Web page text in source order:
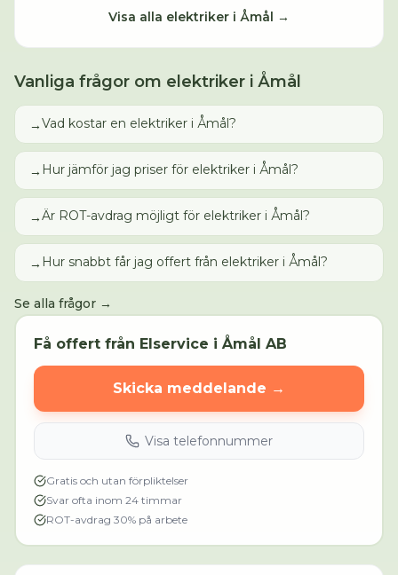
Visa alla elektriker i Åmål →
Vanliga frågor om elektriker i Åmål
→Vad kostar en elektriker i Åmål?
→ Hur jämför jag priser för elektriker i Åmål?
→Är ROT-avdrag möjligt för elektriker i Åmål?
→ Hur snabbt får jag offert från elektriker i Åmål?
Se alla frågor →
Få offert från Elservice i Åmål AB
Skicka meddelande →
Visa telefonnummer
Gratis och utan förpliktelser
Svar ofta inom 24 timmar
ROT-avdrag 30% på arbete